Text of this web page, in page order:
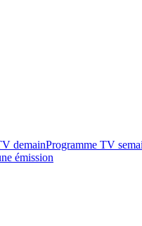
demainProgramme TV
émission